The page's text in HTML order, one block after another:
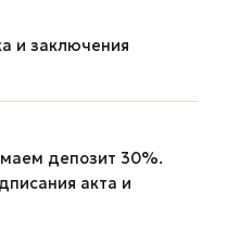
и заключения
депозит 30%.
акта и